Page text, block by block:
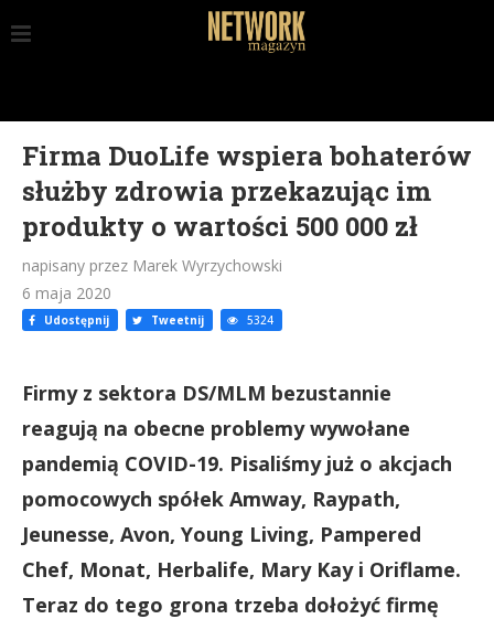
Firma DuoLife wspiera bohaterów
służby zdrowia przekazując im
produkty o wartości 500 000 zł
napisany przez Marek Wyrzychowski
6 maja 2020
Udostępnij Tweetnij 5324
Firmy z sektora DS/MLM bezustannie
reagują na obecne problemy wywołane
pandemią COVID-19. Pisaliśmy już o akcjach
pomocowych spółek Amway, Raypath,
Jeunesse, Avon, Young Living, Pampered
Chef, Monat, Herbalife, Mary Kay i Oriflame.
Teraz do tego grona trzeba dołożyć firmę